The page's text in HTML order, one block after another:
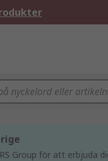
Group för att erbjuda